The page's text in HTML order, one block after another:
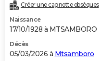
Créer une cagnotte obsèques
Naissance
17/10/1928 à MTSAMBORO
Décès
05/03/2026 à Mtsamboro